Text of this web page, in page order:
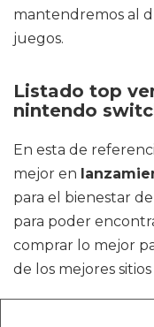
mantendremos al
juegos.
Listado top
nintendo
En esta de
mejor en
para el bienestar
para poder
comprar lo mejor
de los mejores